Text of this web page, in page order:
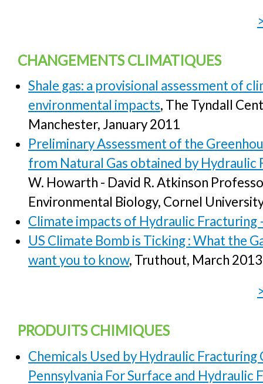
CHANGEMENTS CLIMATIQUES
Shale gas: a provisional assessment of
environmental impacts, The Tyndall
Manchester, January 2011
Preliminary Assessment of the
from Natural Gas obtained by Hydraulic
W. Howarth - David R. Atkinson
Environmental Biology, Cornel
Climate impacts of Hydraulic Fracturing
US Climate Bomb is Ticking : What the
want you to know, Truthout, March
PRODUITS CHIMIQUES
Chemicals Used by Hydraulic Fracturing
Pennsylvania For Surface and Hydraulic